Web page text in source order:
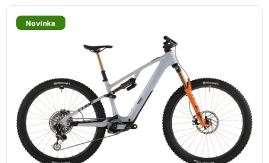
Novinka